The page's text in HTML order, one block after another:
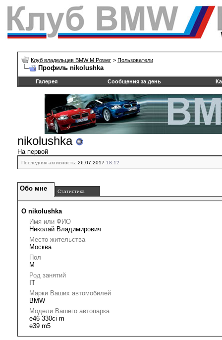
Клуб владельцев BMW M Power > Пользователи
Профиль nikolushka
Галерея Сообщения за день
nikolushka
На первой
Последняя активность: 26.07.2017 18:12
Обо мне Статистика
О nikolushka
Имя или ФИО
Николай Владимирович
Место жительства
Москва
Пол
M
Род занятий
IT
Марки Ваших автомобилей
BMW
Модели Вашего автопарка
e46 330ci m
e39 m5